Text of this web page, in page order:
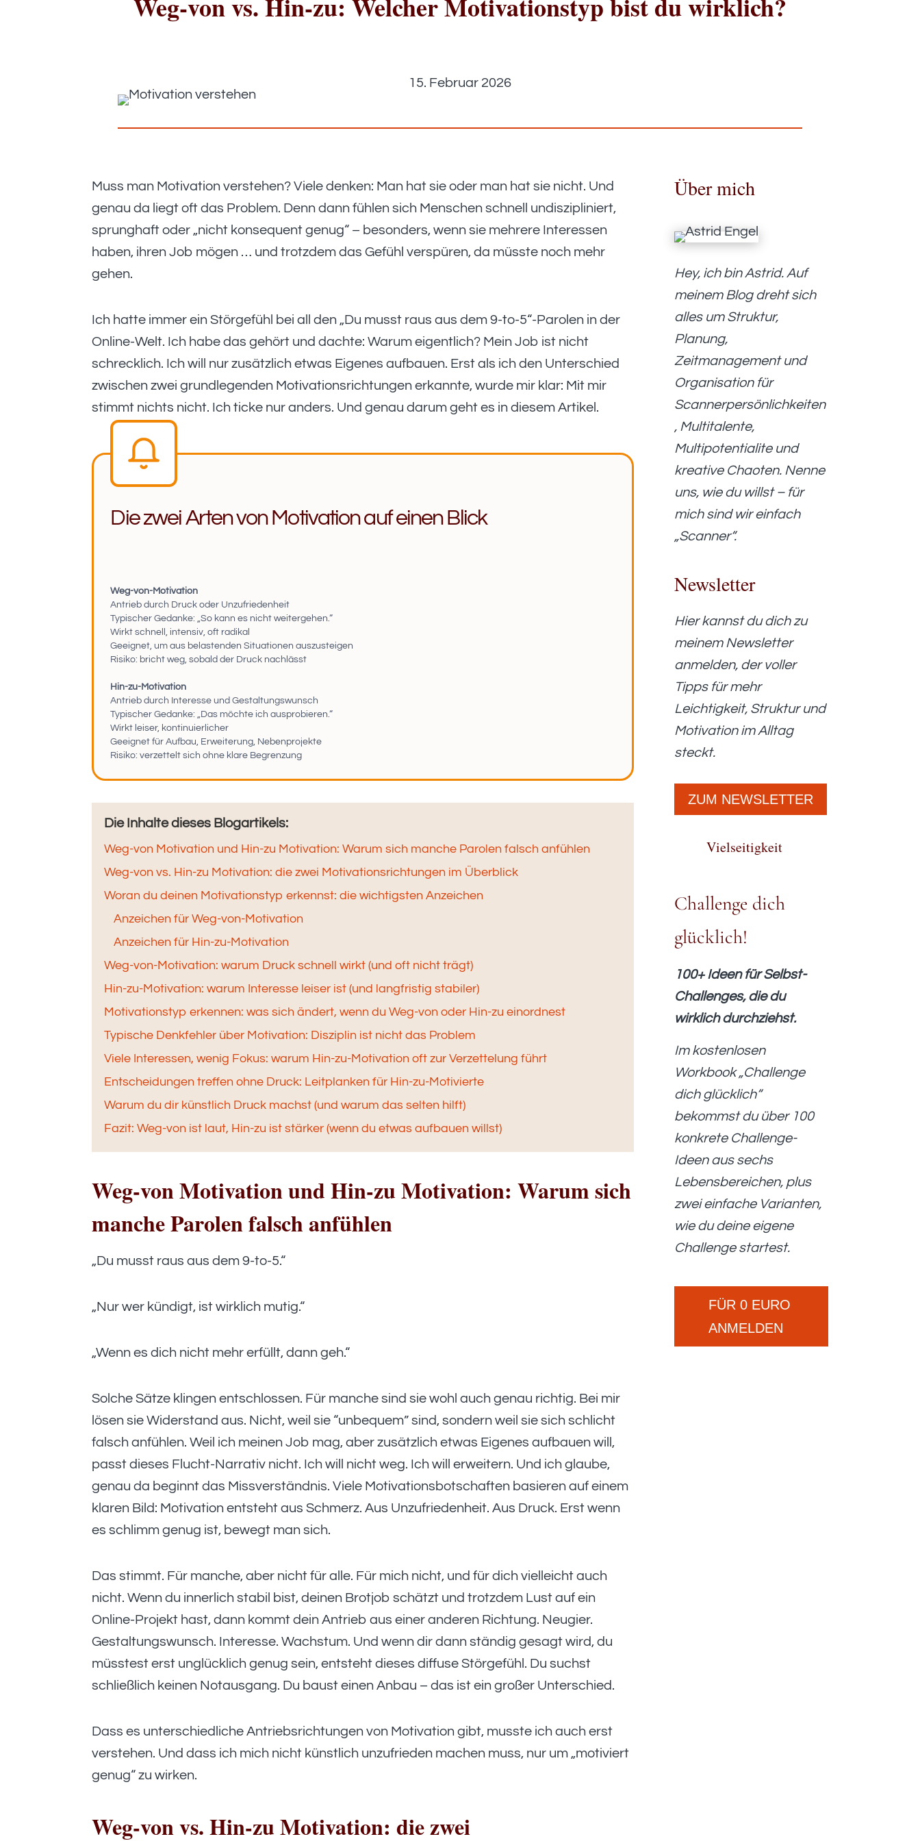
15. Februar 2026
Muss man Motivation verstehen? Viele denken: Man hat sie oder man hat sie nicht. Und
genau da liegt oft das Problem. Denn dann fühlen sich Menschen schnell undiszipliniert,
sprunghaft oder „nicht konsequent genug“ – besonders, wenn sie mehrere Interessen
haben, ihren Job mögen … und trotzdem das Gefühl verspüren, da müsste noch mehr
gehen.
Ich hatte immer ein Störgefühl bei all den „Du musst raus aus dem 9-to-5“-Parolen in der
Online-Welt. Ich habe das gehört und dachte: Warum eigentlich? Mein Job ist nicht
schrecklich. Ich will nur zusätzlich etwas Eigenes aufbauen. Erst als ich den Unterschied
zwischen zwei grundlegenden Motivationsrichtungen erkannte, wurde mir klar: Mit mir
stimmt nichts nicht. Ich ticke nur anders. Und genau darum geht es in diesem Artikel.
Die zwei Arten von Motivation auf einen Blick
Weg-von-Motivation
Antrieb durch Druck oder Unzufriedenheit
Typischer Gedanke: „So kann es nicht weitergehen.“
Wirkt schnell, intensiv, oft radikal
Geeignet, um aus belastenden Situationen auszusteigen
Risiko: bricht weg, sobald der Druck nachlässt
Hin-zu-Motivation
Antrieb durch Interesse und Gestaltungswunsch
Typischer Gedanke: „Das möchte ich ausprobieren.“
Wirkt leiser, kontinuierlicher
Geeignet für Aufbau, Erweiterung, Nebenprojekte
Risiko: verzettelt sich ohne klare Begrenzung
Die Inhalte dieses Blogartikels:
Weg-von Motivation und Hin-zu Motivation: Warum sich manche Parolen falsch anfühlen
Weg-von vs. Hin-zu Motivation: die zwei Motivationsrichtungen im Überblick
Woran du deinen Motivationstyp erkennst: die wichtigsten Anzeichen
Anzeichen für Weg-von-Motivation
Anzeichen für Hin-zu-Motivation
Weg-von-Motivation: warum Druck schnell wirkt (und oft nicht trägt)
Hin-zu-Motivation: warum Interesse leiser ist (und langfristig stabiler)
Motivationstyp erkennen: was sich ändert, wenn du Weg-von oder Hin-zu einordnest
Typische Denkfehler über Motivation: Disziplin ist nicht das Problem
Viele Interessen, wenig Fokus: warum Hin-zu-Motivation oft zur Verzettelung führt
Entscheidungen treffen ohne Druck: Leitplanken für Hin-zu-Motivierte
Warum du dir künstlich Druck machst (und warum das selten hilft)
Fazit: Weg-von ist laut, Hin-zu ist stärker (wenn du etwas aufbauen willst)
Weg-von Motivation und Hin-zu Motivation: Warum sich
manche Parolen falsch anfühlen
„Du musst raus aus dem 9-to-5.“
„Nur wer kündigt, ist wirklich mutig.“
„Wenn es dich nicht mehr erfüllt, dann geh.“
Solche Sätze klingen entschlossen. Für manche sind sie wohl auch genau richtig. Bei mir
lösen sie Widerstand aus. Nicht, weil sie “unbequem” sind, sondern weil sie sich schlicht
falsch anfühlen. Weil ich meinen Job mag, aber zusätzlich etwas Eigenes aufbauen will,
passt dieses Flucht-Narrativ nicht. Ich will nicht weg. Ich will erweitern. Und ich glaube,
genau da beginnt das Missverständnis. Viele Motivationsbotschaften basieren auf einem
klaren Bild: Motivation entsteht aus Schmerz. Aus Unzufriedenheit. Aus Druck. Erst wenn
es schlimm genug ist, bewegt man sich.
Das stimmt. Für manche, aber nicht für alle. Für mich nicht, und für dich vielleicht auch
nicht. Wenn du innerlich stabil bist, deinen Brotjob schätzt und trotzdem Lust auf ein
Online-Projekt hast, dann kommt dein Antrieb aus einer anderen Richtung. Neugier.
Gestaltungswunsch. Interesse. Wachstum. Und wenn dir dann ständig gesagt wird, du
müsstest erst unglücklich genug sein, entsteht dieses diffuse Störgefühl. Du suchst
schließlich keinen Notausgang. Du baust einen Anbau – das ist ein großer Unterschied.
Dass es unterschiedliche Antriebsrichtungen von Motivation gibt, musste ich auch erst
verstehen. Und dass ich mich nicht künstlich unzufrieden machen muss, nur um „motiviert
genug“ zu wirken.
Weg-von vs. Hin-zu Motivation: die zwei
Über mich
Hey, ich bin Astrid. Auf
meinem Blog dreht sich
alles um Struktur,
Planung,
Zeitmanagement und
Organisation für
Scannerpersönlichkeiten
, Multitalente,
Multipotentialite und
kreative Chaoten. Nenne
uns, wie du willst – für
mich sind wir einfach
„Scanner“.
Newsletter
Hier kannst du dich zu
meinem Newsletter
anmelden, der voller
Tipps für mehr
Leichtigkeit, Struktur und
Motivation im Alltag
steckt.
ZUM NEWSLETTER
Vielseitigkeit
Challenge dich
glücklich!
100+ Ideen für Selbst-
Challenges, die du
wirklich durchziehst.
Im kostenlosen
Workbook „Challenge
dich glücklich“
bekommst du über 100
konkrete Challenge-
Ideen aus sechs
Lebensbereichen, plus
zwei einfache Varianten,
wie du deine eigene
Challenge startest.
FÜR 0 EURO
ANMELDEN